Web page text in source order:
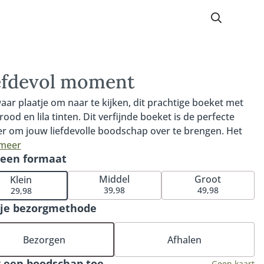
moment
plaatje om naar te kijken, dit prachtige boeket met
en lila tinten. Dit verfijnde boeket is de perfecte
om jouw liefdevolle boodschap over te brengen. Het
Liefdevol moment wordt met liefde gemaakt door de
vakbloemist en bevat de mooiste, dagverse
van dit moment. Tip: bestel direct onze
vaas, onze heerlijke bonbons of chocolade voor
verrassing.
formaat
Klein
29,98
Middel
39,98
Groot
49,98
bezorgmethode
Bezorgen Afhalen